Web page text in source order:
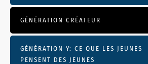
GÉNÉRATION CRÉATEUR
GÉNÉRATION Y: CE QUE LES JEUNES
PENSENT DES JEUNES